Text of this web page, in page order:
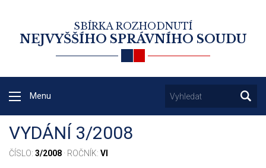
SBÍRKA ROZHODNUTÍ
NEJVYŠŠÍHO SPRÁVNÍHO SOUDU
Menu
VYDÁNÍ 3/2008
ČÍSLO: 3/2008 · ROČNÍK: VI